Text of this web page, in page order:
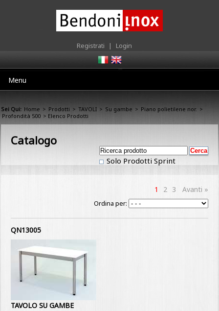
Registrati | Login
Menu
Sei Qui: Home > Prodotti > TAVOLI > Su gambe > Piano polietilene nor. >
Profondità 500 > Elenco Prodotti
Catalogo
Solo Prodotti Sprint
1 2 3 Avanti »
Ordina per:
QN13005
TAVOLO SU GAMBE